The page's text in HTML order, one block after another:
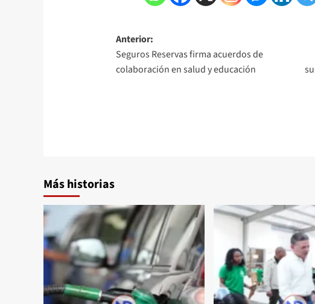
Anterior:
Seguros Reservas firma acuerdos de
colaboración en salud y educación
Más historias